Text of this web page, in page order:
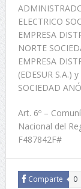
ELECTRICO
EMPRESA
NORTE
EMPRESA
(EDESUR S.A.)
SOCIEDAD
Art. 6º –
Nacional del
F487842F#
Comparte 0